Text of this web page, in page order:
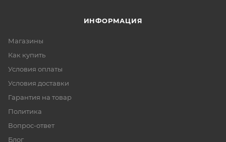
ИНФОРМАЦИЯ
Магазины
Как купить
Условия оплаты
Условия доставки
Гарантия на товар
Политика
Вопрос-ответ
Блог